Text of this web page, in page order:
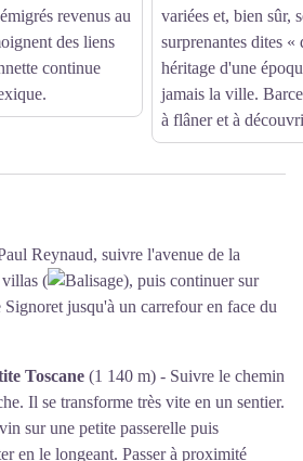
revenus au
des liens
continue
variées et, bien sûr,
surprenantes dites «
héritage d'une
jamais la ville.
à flâner et à
Reynaud, suivre l'avenue de la
villas (
), puis continuer sur
jusqu'à un carrefour en face du
Toscane (1 140 m) - Suivre le chemin
Il se transforme très vite en un sentier.
sur une petite passerelle puis
en le longeant. Passer à proximité